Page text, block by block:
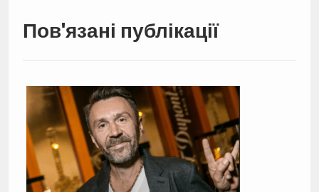
Пов'язані публікації